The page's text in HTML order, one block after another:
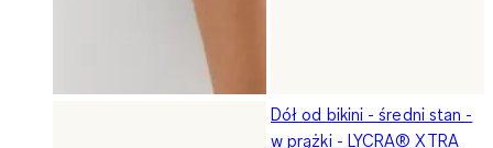
Dół od bikini - średni stan -
w prążki - LYCRA® XTRA